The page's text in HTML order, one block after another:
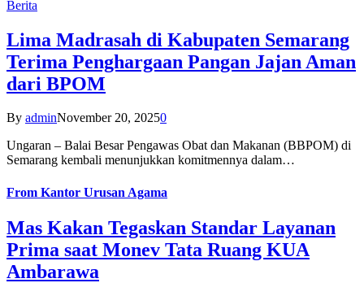
Berita
Lima Madrasah di Kabupaten Semarang
Terima Penghargaan Pangan Jajan Aman
dari BPOM
By adminNovember 20, 20250
Ungaran – Balai Besar Pengawas Obat dan Makanan (BBPOM) di
Semarang kembali menunjukkan komitmennya dalam…
From Kantor Urusan Agama
Mas Kakan Tegaskan Standar Layanan
Prima saat Monev Tata Ruang KUA
Ambarawa